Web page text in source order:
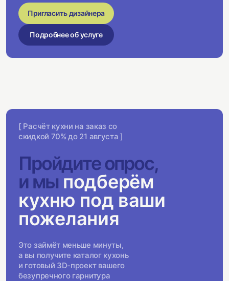
Пригласить дизайнера
Подробнее об услуге
[ Расчёт кухни на заказ со
скидкой 70% до 21 августа ]
Пройдите опрос,
и мы подберём
кухню под ваши
пожелания
Это займёт меньше минуты,
а вы получите каталог кухонь
и готовый 3D-проект вашего
безупречного гарнитура